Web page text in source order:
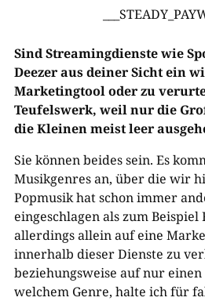
Sind Streamingdienste wie
Deezer aus deiner Sicht ein
Marketingtool oder zu
Teufelswerk, weil nur die
die Kleinen meist leer
Sie können beides sein. Es
Musikgenres an, über die wir
Popmusik hat schon immer
eingeschlagen als zum Beispiel
allerdings allein auf eine
innerhalb dieser Dienste zu
beziehungsweise auf nur
welchem Genre, halte ich für